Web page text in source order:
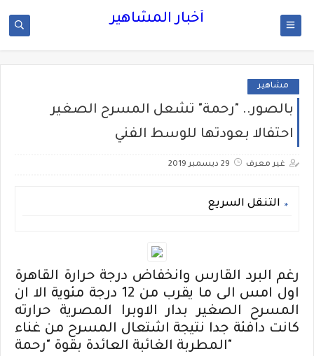
أخبار المشاهير
مشاهير
بالصور.. "رحمة" تشعل المسرح الصغير
احتفالا بعودتها للوسط الفني
غير معرف 29 ديسمبر 2019
التنقل السريع
رغم البرد القارس وانخفاض درجة حرارة القاهرة
اول امس الى ما يقرب من 12 درجة مئوية الا ان
المسرح الصغير بدار الاوبرا المصرية حرارته
كانت دافئة جدا نتيجة اشتعال المسرح من غناء
المطربة الغائبة العائدة بقوة "رحمة"